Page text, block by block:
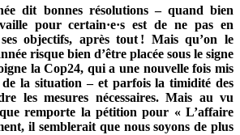
dit bonnes résolutions – quand bien
pour certain·e·s est de ne pas en
objectifs, après tout ! Mais qu’on le
risque bien d’être placée sous le signe
la Cop24, qui a une nouvelle fois mis
de la situation – et parfois la timidité des
les mesures nécessaires. Mais au vu
remporte la pétition pour « L’affaire
il semblerait que nous soyons de plus